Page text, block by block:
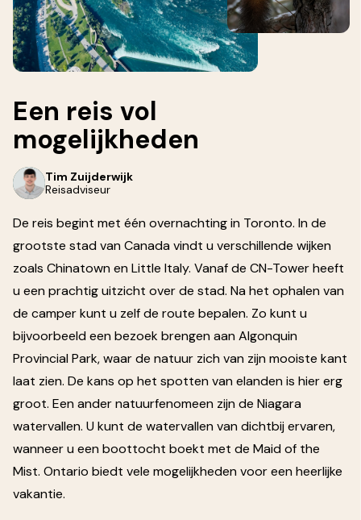
Een reis vol
mogelijkheden
Tim Zuijderwijk
Reisadviseur
De reis begint met één overnachting in Toronto. In de
grootste stad van Canada vindt u verschillende wijken
zoals Chinatown en Little Italy. Vanaf de CN-Tower heeft
u een prachtig uitzicht over de stad. Na het ophalen van
de camper kunt u zelf de route bepalen. Zo kunt u
bijvoorbeeld een bezoek brengen aan Algonquin
Provincial Park, waar de natuur zich van zijn mooiste kant
laat zien. De kans op het spotten van elanden is hier erg
groot. Een ander natuurfenomeen zijn de Niagara
watervallen. U kunt de watervallen van dichtbij ervaren,
wanneer u een boottocht boekt met de Maid of the
Mist. Ontario biedt vele mogelijkheden voor een heerlijke
vakantie.